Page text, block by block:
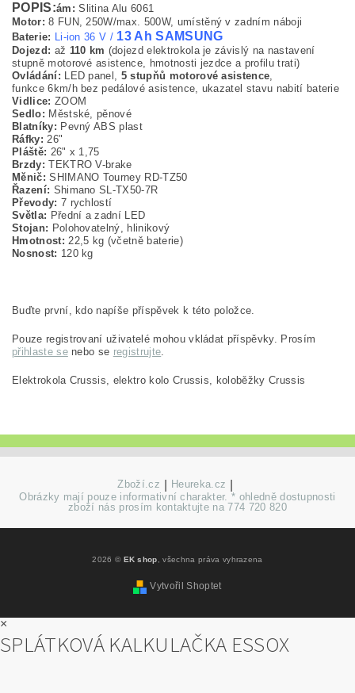
POPIS:ám: Slitina Alu 6061
Motor: 8 FUN, 250W/max. 500W, umístěný v zadním náboji
Baterie: Li-ion 36 V / 13 Ah SAMSUNG
Dojezd: až 110 km (dojezd elektrokola je závislý na nastavení
stupně motorové asistence, hmotnosti jezdce a profilu trati)
Ovládání: LED panel, 5 stupňů motorové asistence,
funkce 6km/h bez pedálové asistence, ukazatel stavu nabití baterie
Vidlice: ZOOM
Sedlo: Městské, pěnové
Blatníky: Pevný ABS plast
Ráfky: 26"
Pláště: 26" x 1,75
Brzdy: TEKTRO V-brake
Měnič: SHIMANO Tourney RD-TZ50
Řazení: Shimano SL-TX50-7R
Převody: 7 rychlostí
Světla: Přední a zadní LED
Stojan: Polohovatelný, hlinikový
Hmotnost: 22,5 kg (včetně baterie)
Nosnost: 120 kg
Buďte první, kdo napíše příspěvek k této položce.
Pouze registrovaní uživatelé mohou vkládat příspěvky. Prosím
přihlaste senebo se registrujte.
Elektrokola Crussis, elektro kolo Crussis, koloběžky Crussis
Zboží.cz Heureka.cz
Obrázky mají pouze informativní charakter. * ohledně dostupnosti
zboží nás prosím kontaktujte na 774 720 820
2026 © EK shop, všechna práva vyhrazena
Vytvořil Shoptet
×
SPLÁTKOVÁ KALKULAČKA ESSOX